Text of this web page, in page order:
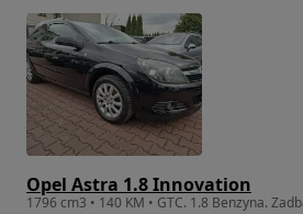
Opel Astra 1.8 Innovation